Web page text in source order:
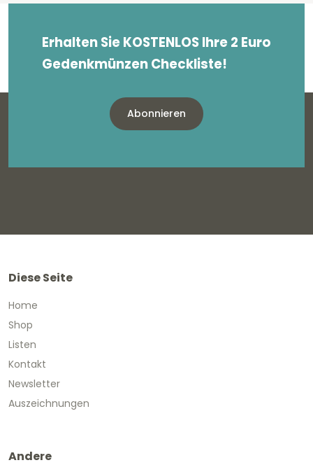
Erhalten Sie KOSTENLOS Ihre 2 Euro
Gedenkmünzen Checkliste!
Abonnieren
Diese Seite
Home
Shop
Listen
Kontakt
Newsletter
Auszeichnungen
Andere